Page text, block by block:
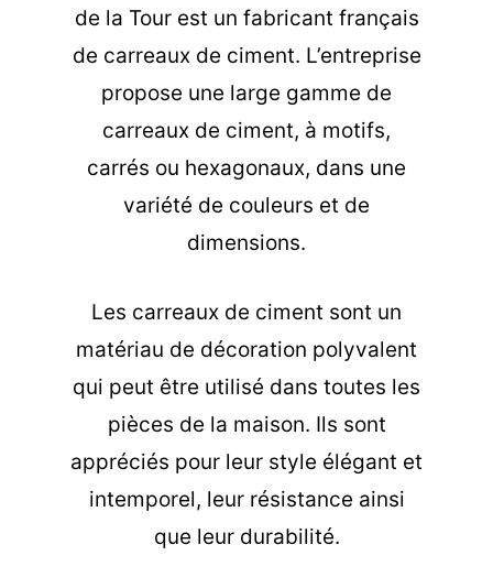
de la Tour est un fabricant français
de carreaux de ciment. L’entreprise
propose une large gamme de
carreaux de ciment, à motifs,
carrés ou hexagonaux, dans une
variété de couleurs et de
dimensions.
Les carreaux de ciment sont un
matériau de décoration polyvalent
qui peut être utilisé dans toutes les
pièces de la maison. Ils sont
appréciés pour leur style élégant et
intemporel, leur résistance ainsi
que leur durabilité.